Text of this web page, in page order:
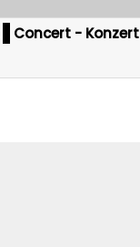
Concert - Konzert